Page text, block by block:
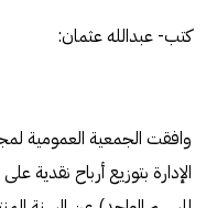
كتب- عبدالله عثمان:
وافقت الجمعية العمومية